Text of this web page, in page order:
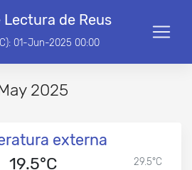
Lectura de Reus
01-Jun-2025 00:00
2025
externa
19.5°C
29.5°C